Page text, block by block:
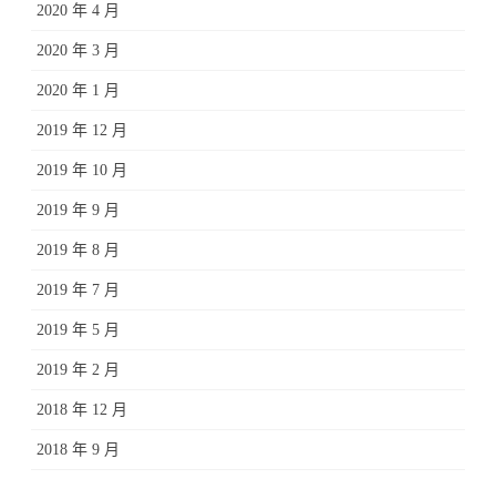
2020 年 4 月
2020 年 3 月
2020 年 1 月
2019 年 12 月
2019 年 10 月
2019 年 9 月
2019 年 8 月
2019 年 7 月
2019 年 5 月
2019 年 2 月
2018 年 12 月
2018 年 9 月